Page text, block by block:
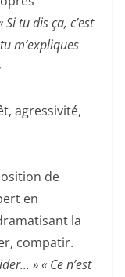
Si tu dis ça, c’est
m’expliques
agressivité,
de
en
la
compatir.
» « Ce n’est